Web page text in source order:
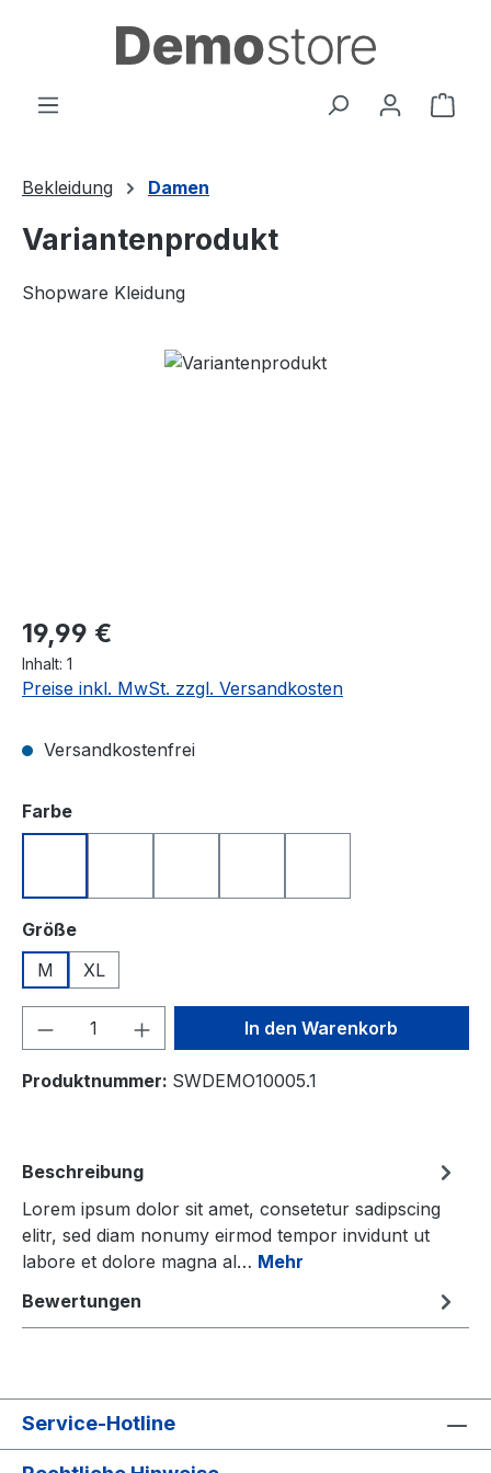
Zum Hauptinhalt springen
Bekleidung Damen
Variantenprodukt
Shopware Kleidung
Bildergalerie überspringen
Regulärer Preis:
19,99 €
Inhalt: 1
Preise inkl. MwSt. zzgl. Versandkosten
Versandkostenfrei
Farbeauswählen
Größeauswählen
M
XL
Produkt Anzahl: Gib denIn den Warenkorb
Produktnummer: SWDEMO10005.1
Beschreibung
Lorem ipsum dolor sit amet, consetetur sadipscing
elitr, sed diam nonumy eirmod tempor invidunt ut
labore et dolore magna al… Mehr
Bewertungen
Service-Hotline